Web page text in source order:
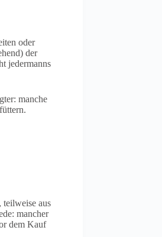
oder
der
jedermanns
manche
teilweise aus
mancher
dem Kauf